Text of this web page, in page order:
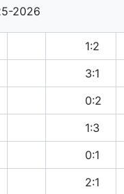
2026
1:2
3:1
0:2
1:3
0:1
2:1